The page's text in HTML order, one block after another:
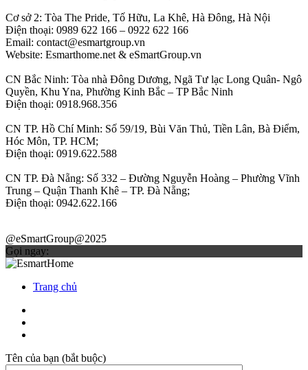
Cơ sở 2: Tòa The Pride, Tố Hữu, La Khê, Hà Đông, Hà Nội
Điện thoại: 0989 622 166 – 0922 622 166
Email: contact@esmartgroup.vn
Website: Esmarthome.net & eSmartGroup.vn
CN Bắc Ninh: Tòa nhà Đông Dương, Ngã Tư lạc Long Quân- Ngô
Quyền, Khu Yna, Phường Kinh Bắc – TP Bắc Ninh
Điện thoại: 0918.968.356
CN TP. Hồ Chí Minh: Số 59/19, Bùi Văn Thủ, Tiền Lân, Bà Điểm,
Hóc Môn, TP. HCM;
Điện thoại: 0919.622.588
CN TP. Đà Nẵng: Số 332 – Đường Nguyễn Hoàng – Phường Vĩnh
Trung – Quận Thanh Khê – TP. Đà Nẵng;
Điện thoại: 0942.622.166
@eSmartGroup@2025
Gọi ngay:
Trang chủ
Tên của bạn (bắt buộc)